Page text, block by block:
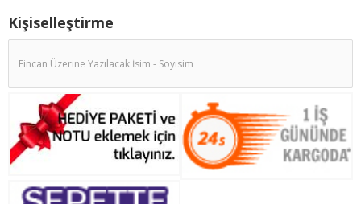
Kişiselleştirme